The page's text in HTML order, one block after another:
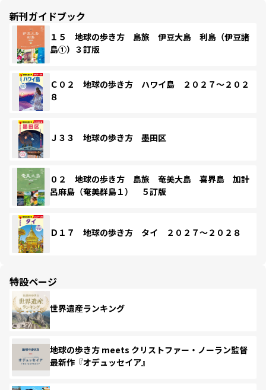
新刊ガイドブック
１５ 地球の歩き方 島旅 伊豆大島 利島（伊豆諸
島①）３訂版
Ｃ０２ 地球の歩き方 ハワイ島 ２０２７～２０２
８
Ｊ３３ 地球の歩き方 墨田区
０２ 地球の歩き方 島旅 奄美大島 喜界島 加計
呂麻島（奄美群島１） ５訂版
Ｄ１７ 地球の歩き方 タイ ２０２７～２０２８
特設ページ
世界遺産ランキング
地球の歩き方 meets クリストファー・ノーラン監督
最新作『オデュッセイア』